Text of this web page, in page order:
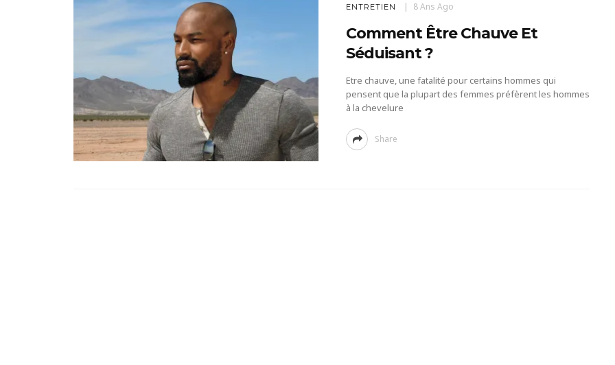
ENTRETIEN 8 Ans Ago
Comment Être Chauve Et
Séduisant ?
Etre chauve, une fatalité pour certains hommes qui
pensent que la plupart des femmes préfèrent les hommes
à la chevelure
Share